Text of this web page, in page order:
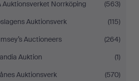
Auktionsverket Norrköping
(563)
Auktionsverk
(115)
Auctioneers
(264)
Auktion
(1)
Auktionsverk
(570)